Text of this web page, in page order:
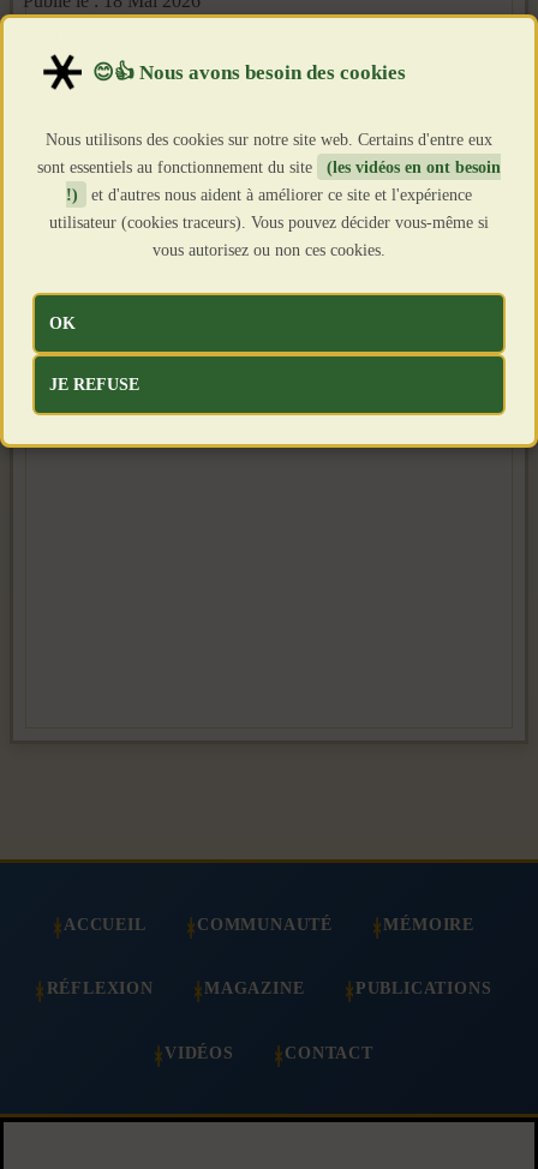
Clics : 630
ACCUEIL COMMUNAUTÉ MÉMOIRE
RÉFLEXION MAGAZINE PUBLICATIONS
VIDÉOS CONTACT
Nous utilisons des cookies sur notre site web. Certains d'entre eux
sont essentiels au fonctionnement du site
(les vidéos en ont besoin
!)
et d'autres nous aident à améliorer ce site et l'expérience
utilisateur (cookies traceurs). Vous pouvez décider vous-même si
vous autorisez ou non ces cookies.
OK
JE REFUSE